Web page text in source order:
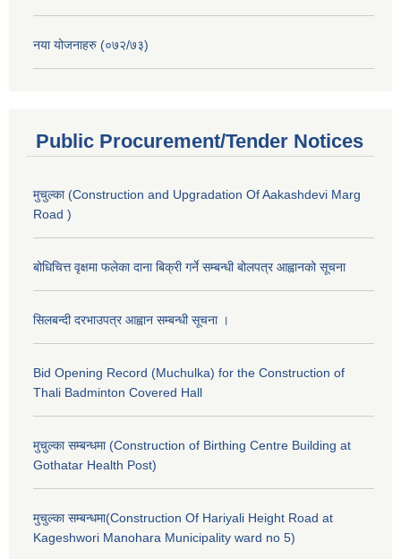
नया योजनाहरु (०७२/७३)
Public Procurement/Tender Notices
मुचुल्का (Construction and Upgradation Of Aakashdevi Marg
Road )
बोधिचित्त वृक्षमा फलेका दाना बिक्री गर्ने सम्बन्धी बोलपत्र आह्वानको सूचना
सिलबन्दी दरभाउपत्र आह्वान सम्बन्धी सूचना ।
Bid Opening Record (Muchulka) for the Construction of
Thali Badminton Covered Hall
मुचुल्का सम्बन्धमा (Construction of Birthing Centre Building at
Gothatar Health Post)
मुचुल्का सम्बन्धमा(Construction Of Hariyali Height Road at
Kageshwori Manohara Municipality ward no 5)